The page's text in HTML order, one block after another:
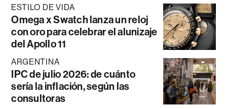
ESTILO DE VIDA
Omega x Swatch lanza un reloj
con oro para celebrar el alunizaje
del Apollo 11
ARGENTINA
IPC de julio 2026: de cuánto
sería la inflación, según las
consultoras